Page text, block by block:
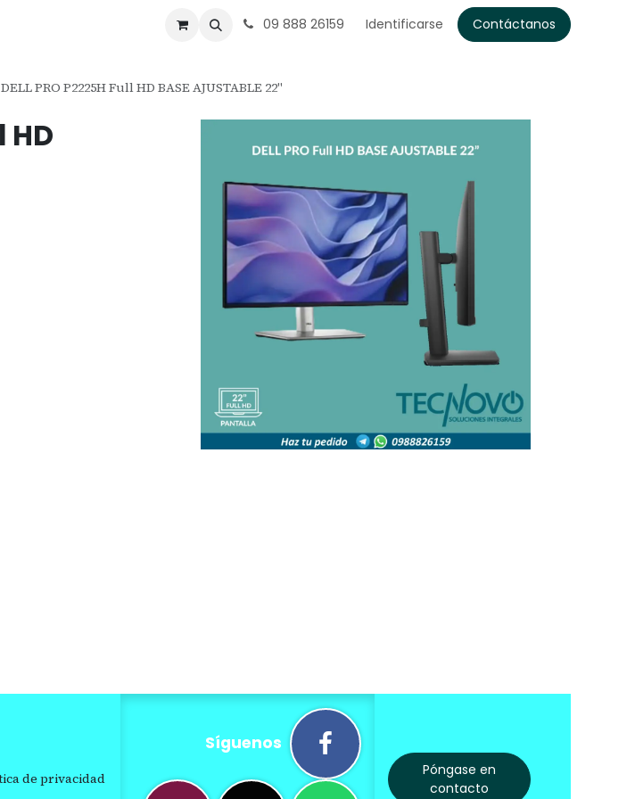
09 888 26159 Identificarse Contáctanos
PRO P2225H Full HD BASE AJUSTABLE 22"
HD
de privacidad
Síguenos
Póngase en
contacto